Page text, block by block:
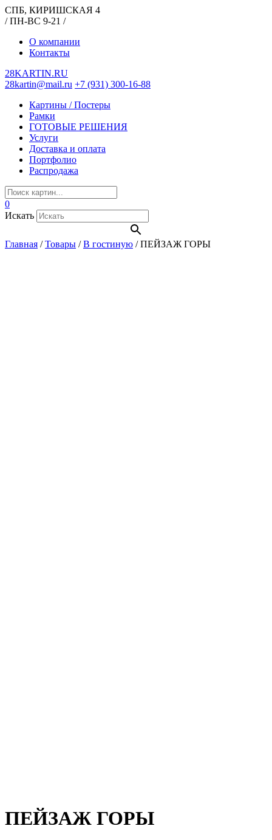
СПБ, КИРИШСКАЯ 4
/ ПН-ВС 9-21 /
О компании
Контакты
28KARTIN.RU
28kartin@mail.ru +7 (931) 300-16-88
Картины / Постеры
Рамки
ГОТОВЫЕ РЕШЕНИЯ
Услуги
Доставка и оплата
Портфолио
Распродажа
0
Искать
Главная /Товары /В гостиную /ПЕЙЗАЖ ГОРЫ
ПЕЙЗАЖ ГОРЫ